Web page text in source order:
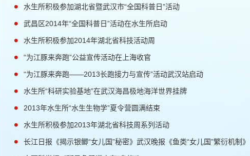
水生所积极参加湖北省暨武汉市“全国科普日”活动
武昌区2014年“全国科普日”活动在水生所启动
水生所积极参加2014年湖北省科技活动周
“为江豚来奔跑”公益宣传活动在上海收官
“为江豚来奔跑——2013长跑接力与宣传”活动武汉站启动
水生所“科研实验基地”在武汉海昌极地海洋世界挂牌
2013年水生所“水生生物学”夏令营圆满结束
水生所积极参加2013年湖北省科技周系列活动
长江日报《揭示银鲫“女儿国”秘密》武汉晚报《鱼类“女儿国”繁衍机制》